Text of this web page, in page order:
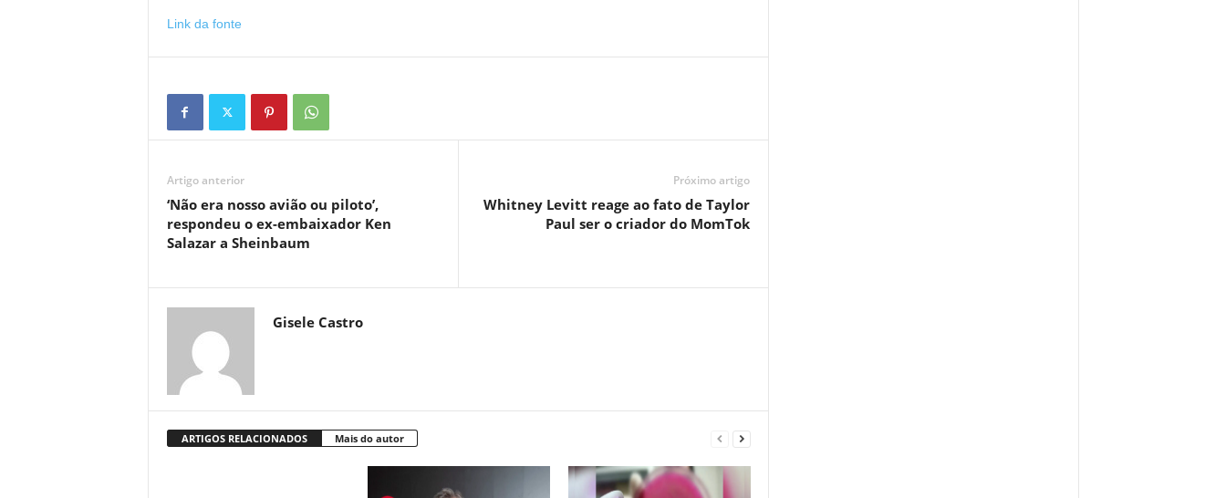
Link da fonte
Artigo anterior
‘Não era nosso avião ou piloto’,
respondeu o ex-embaixador Ken
Salazar a Sheinbaum
Próximo artigo
Whitney Levitt reage ao fato de Taylor
Paul ser o criador do MomTok
Gisele Castro
ARTIGOS RELACIONADOS Mais do autor